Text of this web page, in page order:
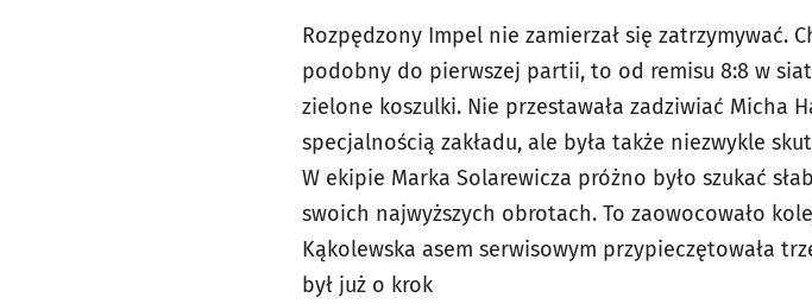
Rozpędzony Impel nie zamierzał się zatrzymywać.
podobny do pierwszej partii, to od remisu 8:8 w
zielone koszulki. Nie przestawała zadziwiać Micha
specjalnością zakładu, ale była także niezwykle
W ekipie Marka Solarewicza próżno było szukać
swoich najwyższych obrotach. To zaowocowało
Kąkolewska asem serwisowym przypieczętowała
był już o krok